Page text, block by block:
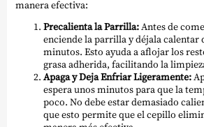
manera efectiva:
Precalienta la Parrilla:Antes de
enciende la parrilla y déjala calentar
minutos. Esto ayuda a aflojar los
grasa adherida, facilitando la
Apaga y Deja Enfriar Ligeramente:
espera unos minutos para que la
poco. No debe estar demasiado
que esto permite que el cepillo